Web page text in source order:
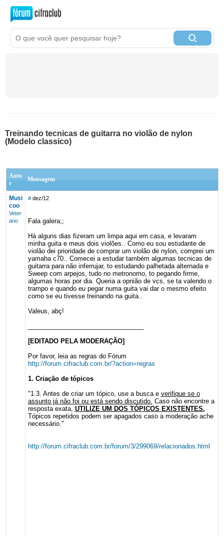
Treinando tecnicas de guitarra no violão de nylon
(Modelo classico)
Auto
r
Mensagem
Musi
coo
Veter
ano
# dez/12
Fala galera;;
Há alguns dias fizeram um limpa aqui em casa, e levaram
minha guita e meus dois violões.. Como eu sou estudante de
violão dei prioridade de comprar um violão de nylon, comprei um
yamaha c70.. Comecei a estudar também algumas tecnicas de
guitarra para não inferrujar, to estudando palhetada alternada e
Sweep com arpejos, tudo no metronomo, to pegando firme,
algumas horas por dia. Queria a opnião de vcs, se ta valendo o
trampo e quando eu pegar numa guita vai dar o mesmo efeito
como se eu tivesse treinando na guita..
Valeus, abç!
[EDITADO PELA MODERAÇÃO]
Por favor, leia as regras do Fórum
http://forum.cifraclub.com.br/?action=regras
1. Criação de tópicos
"1.3. Antes de criar um tópico, use a busca e verifique se o
assunto já não foi ou está sendo discutido. Caso não encontre a
resposta exata, UTILIZE UM DOS TÓPICOS EXISTENTES.
Tópicos repetidos podem ser apagados caso a moderação ache
necessário."
http://forum.cifraclub.com.br/forum/3/299069/relacionados.html